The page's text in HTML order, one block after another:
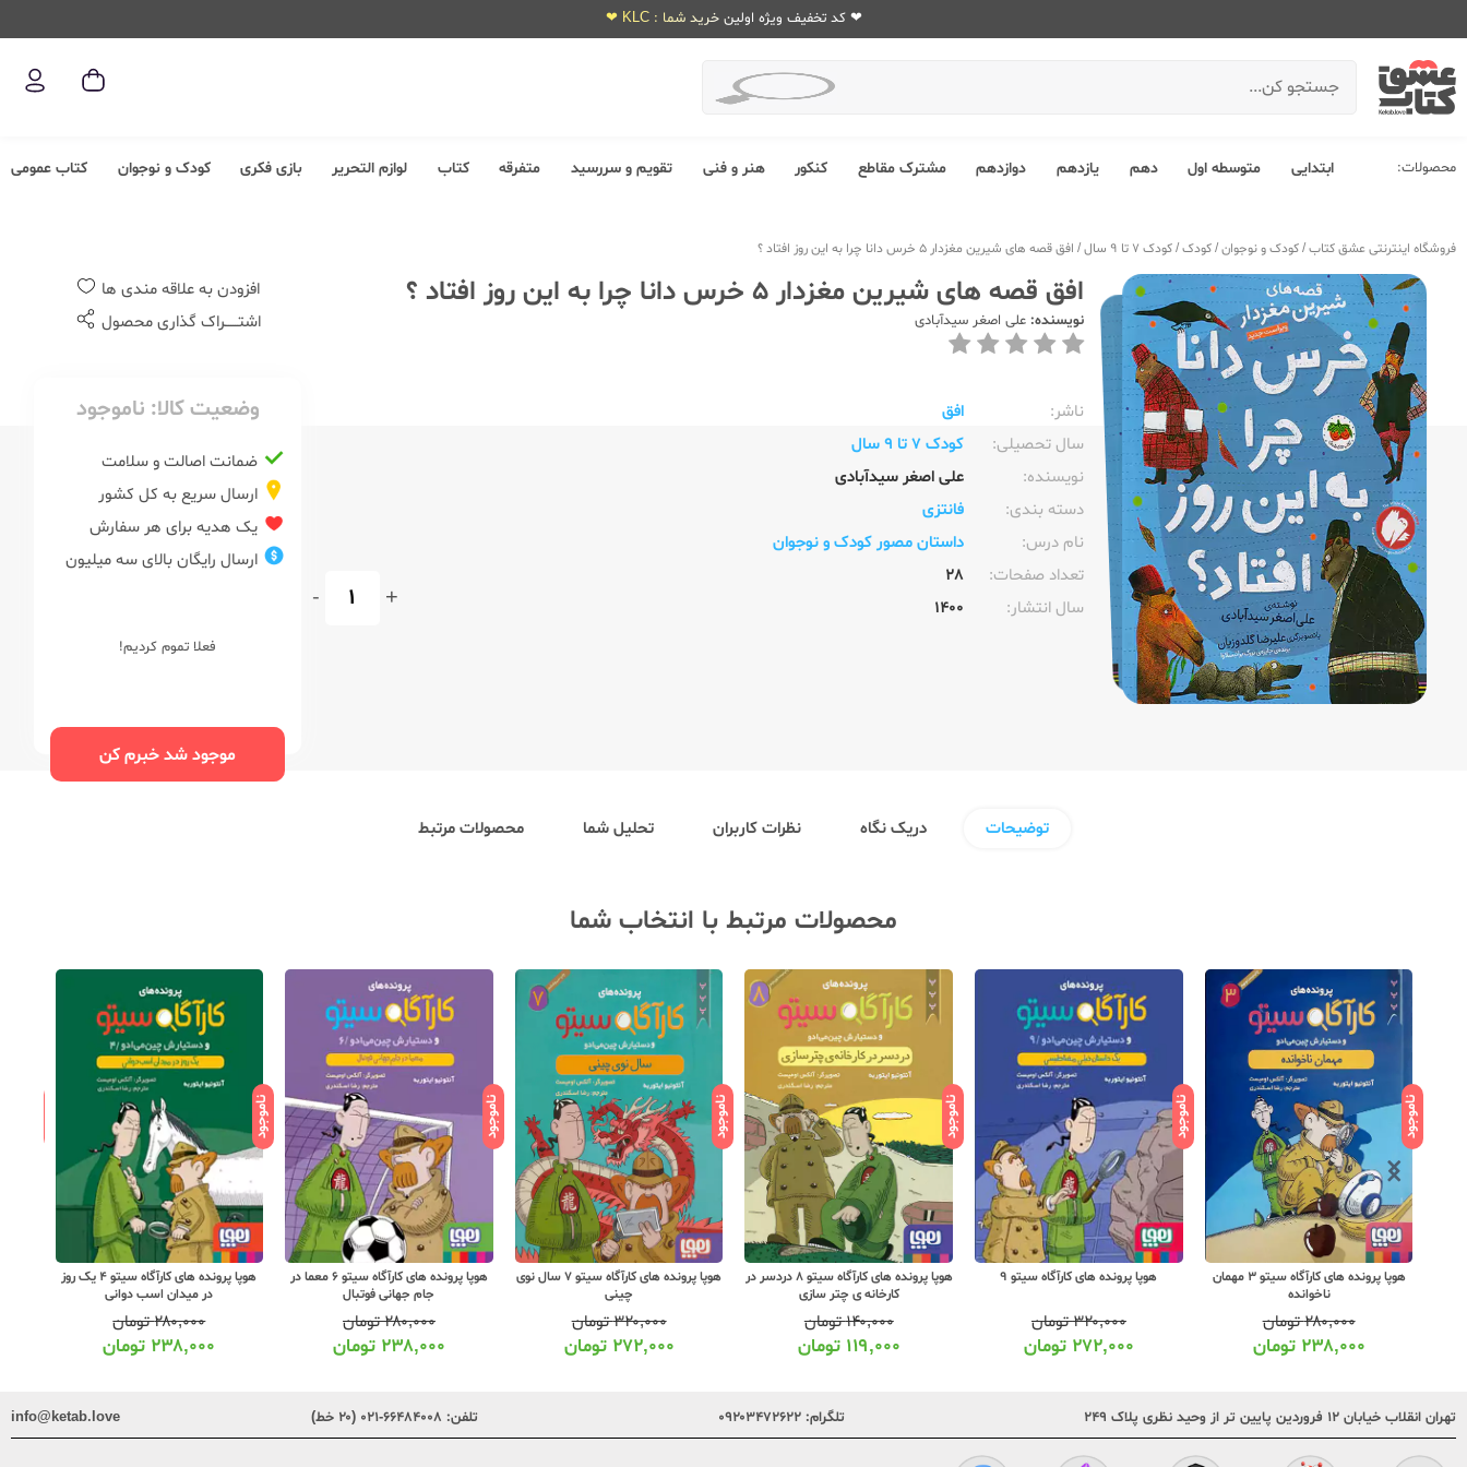
❤ کد تخفیف ویژه اولین خرید شما : KLC ❤
محصولات: ابتدایی متوسطه اول دهم یازدهم دوازدهم مشترک مقاطع کنکور هنر و فنی تقویم و سررسید متفرقه کتاب لوازم التحریر بازی فکری کودک و نوجوان کتاب عمومی
فروشگاه اینترنتی عشق کتاب/کودک و نوجوان/کودک/کودک 7 تا 9 سال / افق قصه های شیرین مغزدار 5 خرس دانا چرا به این روز افتاد ؟
افق قصه های شیرین مغزدار 5 خرس دانا چرا به این روز افتاد ؟
نویسنده: علی اصغر سیدآبادی
ناشر:‌
افق
سال تحصیلی:‌
کودک 7 تا 9 سال
نویسنده:‌
علی اصغر سیدآبادی
دسته بندی:
فانتزی
نام درس:
داستان مصور کودک و نوجوان
تعداد صفحات:‌
28
سال انتشار:‌
1400
+
-
افزودن به علاقه مندی ها
اشتــــــراک گذاری محصول
وضعیت کالا: ناموجود
ضمانت اصالت و سلامت
ارسال سریع به کل کشور
یک هدیه برای هر سفارش
ارسال رایگان بالای سه میلیون
فعلا تموم کردیم!
موجود شد خبرم کن
توضیحات دریک نگاه نظرات کاربران تحلیل شما محصولات مرتبط
محصولات مرتبط با انتخاب شما
ناموجود
هوپا پرونده های کارآگاه سیتو 3 مهمان
ناخوانده
۲۸۰,۰۰۰تومان
۲۳۸,۰۰۰ تومان
ناموجود
هوپا پرونده های کارآگاه سیتو 9
۳۲۰,۰۰۰تومان
۲۷۲,۰۰۰ تومان
ناموجود
هوپا پرونده های کارآگاه سیتو 8 دردسر در
کارخانه ی چتر سازی
۱۴۰,۰۰۰تومان
۱۱۹,۰۰۰ تومان
ناموجود
هوپا پرونده های کارآگاه سیتو 7 سال نوی
چینی
۳۲۰,۰۰۰تومان
۲۷۲,۰۰۰ تومان
ناموجود
هوپا پرونده های کارآگاه سیتو 6 معما در
جام جهانی فوتبال
۲۸۰,۰۰۰تومان
۲۳۸,۰۰۰ تومان
ناموجود
هوپا پرونده های کارآگاه سیتو 4 یک روز
در میدان اسب دوانی
۲۸۰,۰۰۰تومان
۲۳۸,۰۰۰ تومان
تهران انقلاب خیابان ۱۲ فروردین پایین تر از وحید نظری پلاک ۲۴۹ تلگرام: ۰۹۲۰۳۴۷۲۶۲۲ تلفن: ۶۶۴۸۴۰۰۸-۰۲۱ (۲۰ خط) info@ketab.love